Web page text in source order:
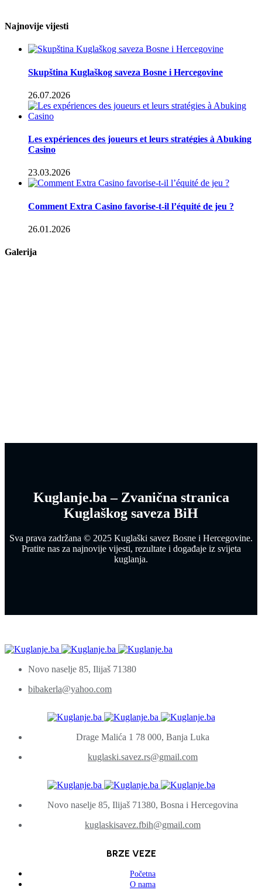
Najnovije vijesti
Skupština Kuglaškog saveza Bosne i Hercegovine
26.07.2026
Les expériences des joueurs et leurs stratégies à Abuking
Casino
23.03.2026
Comment Extra Casino favorise-t-il l’équité de jeu ?
26.01.2026
Galerija
Kuglanje.ba – Zvanična stranica
Kuglaškog saveza BiH
Sva prava zadržana © 2025 Kuglaški savez Bosne i Hercegovine.
Pratite nas za najnovije vijesti, rezultate i događaje iz svijeta
kuglanja.
Novo naselje 85, Ilijaš 71380
bibakerla@yahoo.com
Drage Malića 1 78 000, Banja Luka
kuglaski.savez.rs@gmail.com
Novo naselje 85, Ilijaš 71380, Bosna i Hercegovina
kuglaskisavez.fbih@gmail.com
BRZE VEZE
Početna
O nama